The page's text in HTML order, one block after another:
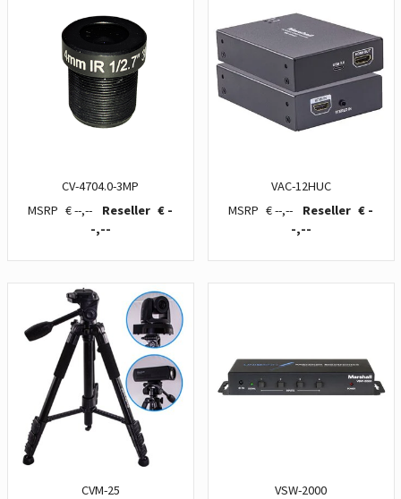
CV-4704.0-3MP
€ --,--
€ -
-,--
VAC-12HUC
€ --,--
€ -
-,--
CVM-25
VSW-2000